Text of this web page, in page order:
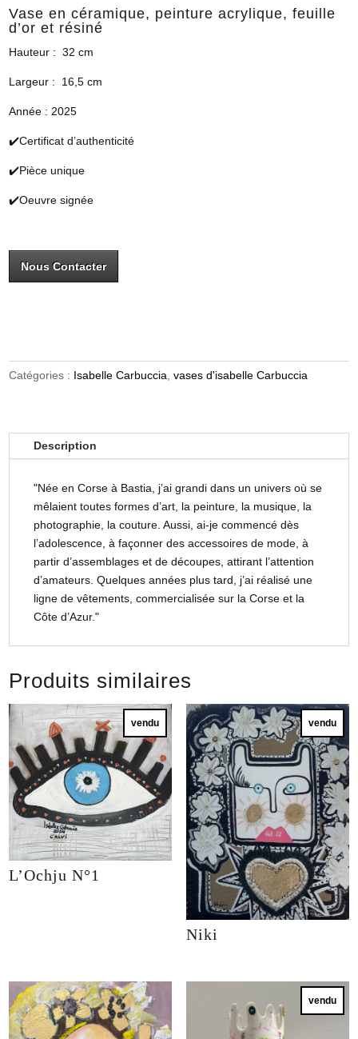
Vase en céramique, peinture acrylique, feuille
d’or et résiné
Hauteur : 32 cm
Largeur : 16,5 cm
Année : 2025
✔️Certificat d’authenticité
✔️Pièce unique
✔️Oeuvre signée
Nous Contacter
Catégories : Isabelle Carbuccia,vases d'isabelle Carbuccia
Description
"Née en Corse à Bastia, j’ai grandi dans un univers où se
mêlaient toutes formes d’art, la peinture, la musique, la
photographie, la couture. Aussi, ai-je commencé dès
l’adolescence, à façonner des accessoires de mode, à
partir d’assemblages et de découpes, attirant l’attention
d’amateurs. Quelques années plus tard, j’ai réalisé une
ligne de vêtements, commercialisée sur la Corse et la
Côte d’Azur."
Produits similaires
vendu
L’Ochju N°1
vendu
Niki
vendu